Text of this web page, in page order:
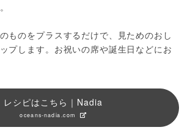
ものをプラスするだけで、見ためのおし
プします。お祝いの席や誕生日などにお
レシピはこちら｜Nadia
oceans-nadia.com